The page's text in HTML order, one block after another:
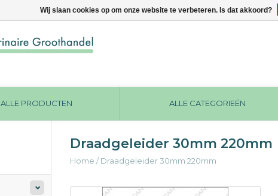
ALLE PRODUCTEN ALLE CATEGORIEËN
Draadgeleider 30mm 220mm
Home /Draadgeleider 30mm 220mm
Wij slaan cookies op om onze website te verbeteren. Is dat akkoord?